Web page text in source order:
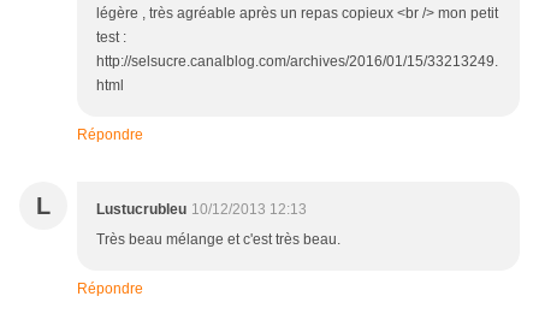
légère , très agréable après un repas copieux <br /> mon petit
test :
http://selsucre.canalblog.com/archives/2016/01/15/33213249.
html
Répondre
L Lustucrubleu 10/12/2013 12:13
Très beau mélange et c'est très beau.
Répondre